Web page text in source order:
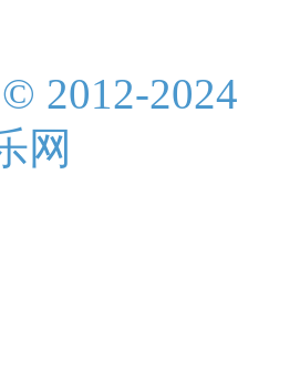
2012-2024
网